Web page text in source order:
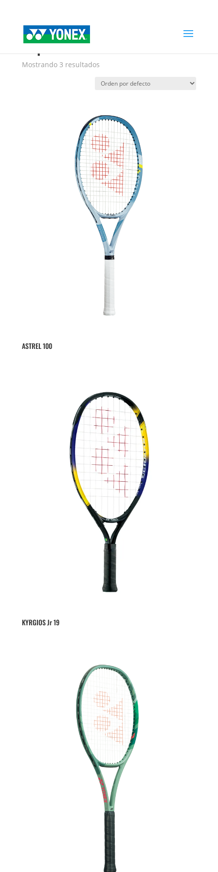
Home»raqueta de tenis
raqueta de tenis
Mostrando 3 resultados
ASTREL 100
KYRGIOS Jr 19